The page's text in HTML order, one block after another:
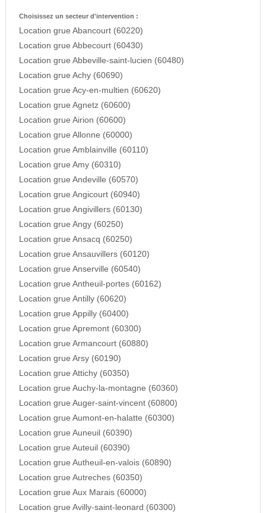
Choisissez un secteur d'intervention :
Location grue Abancourt (60220)
Location grue Abbecourt (60430)
Location grue Abbeville-saint-lucien (60480)
Location grue Achy (60690)
Location grue Acy-en-multien (60620)
Location grue Agnetz (60600)
Location grue Airion (60600)
Location grue Allonne (60000)
Location grue Amblainville (60110)
Location grue Amy (60310)
Location grue Andeville (60570)
Location grue Angicourt (60940)
Location grue Angivillers (60130)
Location grue Angy (60250)
Location grue Ansacq (60250)
Location grue Ansauvillers (60120)
Location grue Anserville (60540)
Location grue Antheuil-portes (60162)
Location grue Antilly (60620)
Location grue Appilly (60400)
Location grue Apremont (60300)
Location grue Armancourt (60880)
Location grue Arsy (60190)
Location grue Attichy (60350)
Location grue Auchy-la-montagne (60360)
Location grue Auger-saint-vincent (60800)
Location grue Aumont-en-halatte (60300)
Location grue Auneuil (60390)
Location grue Auteuil (60390)
Location grue Autheuil-en-valois (60890)
Location grue Autreches (60350)
Location grue Aux Marais (60000)
Location grue Avilly-saint-leonard (60300)